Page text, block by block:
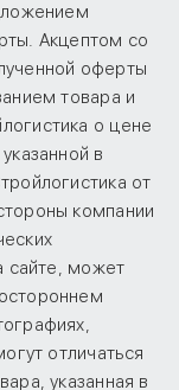
Акцептом со
оферты
товара и
о цене
в
от
компании
сайте, может
отличаться
указанная в